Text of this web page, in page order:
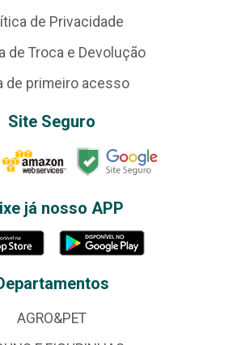
de Privacidade
de Troca e Devolução
de primeiro acesso
Site Seguro
já nosso APP
AGRO&PET